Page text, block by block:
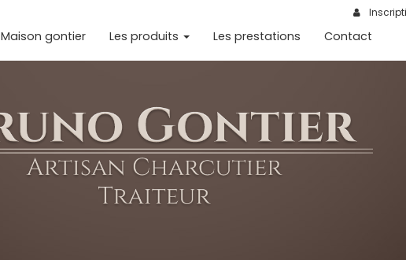
Maison gontier Les produits Les prestations Contact